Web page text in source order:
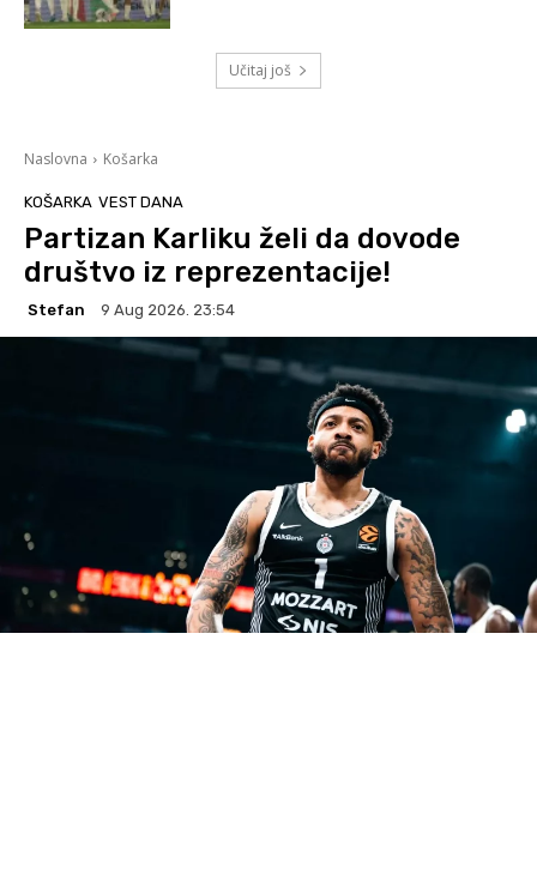
Učitaj još